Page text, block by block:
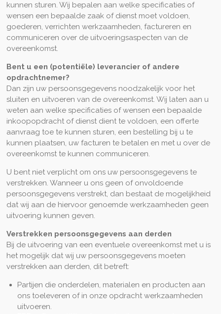
kunnen sturen. Wij bepalen aan welke specificaties of
wensen een bepaalde zaak of dienst moet voldoen,
goederen, verrichten werkzaamheden, factureren en
communiceren over de uitvoeringsaspecten van de
overeenkomst.
Bent u een (potentiële) leverancier of andere
opdrachtnemer?
Dan zijn uw persoonsgegevens noodzakelijk voor het
sluiten en uitvoeren van de overeenkomst. Wij laten aan u
weten aan welke specificaties of wensen een bepaalde
inkoopopdracht of dienst dient te voldoen, een offerte
aanvraag toe te kunnen sturen, een bestelling bij u te
kunnen plaatsen, uw facturen te betalen en met u over de
overeenkomst te kunnen communiceren.
U bent niet verplicht om ons uw persoonsgegevens te
verstrekken. Wanneer u ons geen of onvoldoende
persoonsgegevens verstrekt, dan bestaat de mogelijkheid
dat wij aan de hiervoor genoemde werkzaamheden geen
uitvoering kunnen geven.
Verstrekken persoonsgegevens aan derden
Bij de uitvoering van een eventuele overeenkomst met u is
het mogelijk dat wij uw persoonsgegevens moeten
verstrekken aan derden, dit betreft:
Partijen die onderdelen, materialen en producten aan
ons toeleveren of in onze opdracht werkzaamheden
uitvoeren.